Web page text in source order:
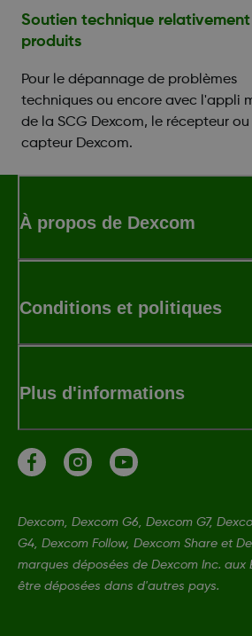
Soutien technique
produits
Pour le dépannage de problèmes
techniques ou encore avec l'appli
de la SCG Dexcom, le récepteur ou
capteur Dexcom.
À propos de Dexcom
Conditions et politiques
Plus d'informations
Dexcom, Dexcom G6, Dexcom G7,
G4, Dexcom Follow, Dexcom Share et
marques déposées de Dexcom Inc. aux
être déposées dans d'autres pays.